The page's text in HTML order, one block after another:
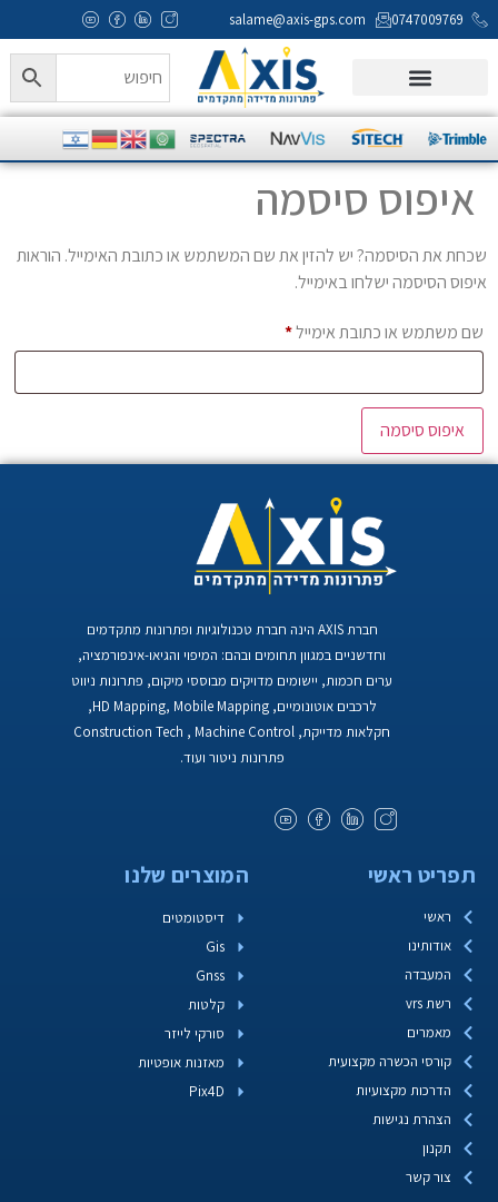
0747009769
salame@axis-gps.com
איפוס סיסמה
שכחת את הסיסמה? יש להזין את שם המשתמש או כתובת האימייל. הוראות
איפוס הסיסמה ישלחו באימייל.
שם משתמש או כתובת אימייל*
איפוס סיסמה
חברת AXIS הינה חברת טכנולוגיות ופתרונות מתקדמים
וחדשניים במגוון תחומים ובהם: המיפוי והגיאו-אינפורמציה,
ערים חכמות, יישומים מדויקים מבוססי מיקום, פתרונות ניווט
לרכבים אוטונומיים, HD Mapping, Mobile Mapping,
חקלאות מדייקת, Construction Tech , Machine Control
פתרונות ניטור ועוד.
תפריט ראשי
ראשי
אודותינו
המעבדה
רשת vrs
מאמרים
קורסי הכשרה מקצועית
הדרכות מקצועיות
הצהרת נגישות
תקנון
צור קשר
המוצרים שלנו
דיסטומטים
Gis
Gnss
קלטות
סורקי לייזר
מאזנות אופטיות
Pix4D